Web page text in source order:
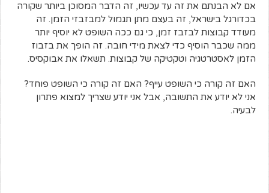
אם לא הבנתם את זה עד עכשיו, זה הדבר המסוכן ביותר שקורה
בכדורגל בישראל, זה בעצם מתן תגמול למבזבזי הזמן. זה
מעודד קבוצות לבזבז זמן, כי גם ככה השופט לא יוסיף יותר
ממה שכבר הוסיף כדי לצאת מידי חובה. זה הופך את בזבוז
הזמן לאסטרטגיה וטקטיקה של קבוצות. תשאלו את אבוקסיס.
האם זה קורה כי השופט עייף? האם זה קורה כי השופט פוחד?
אני לא יודע את התשובה, אבל אני יודע שצריך למצוא פתרון
לבעיה.